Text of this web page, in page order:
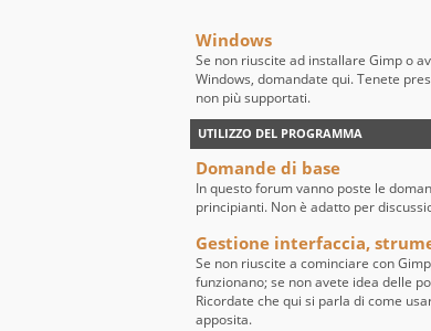
Windows
Se non riuscite ad installare Gimp o
Windows, domandate qui. Tenete
non più supportati.
UTILIZZO DEL PROGRAMMA
Domande di base
In questo forum vanno poste le
principianti. Non è adatto per
Gestione interfaccia,
Se non riuscite a cominciare con
funzionano; se non avete idea delle
Ricordate che qui si parla di come
apposita.